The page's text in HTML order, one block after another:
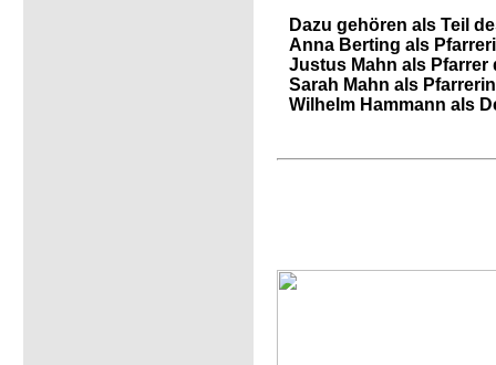
Dazu gehören als Teil
Anna Berting als
Justus Mahn als
Sarah Mahn als
Wilhelm Hammann als